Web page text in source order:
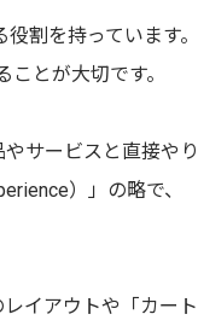
割を持っています。
とが大切です。
サービスと直接やり
）」の略で、
イアウトや「カート